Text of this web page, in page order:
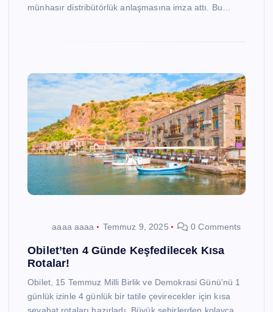
münhasır distribütörlük anlaşmasına imza attı. Bu…
aaaa aaaa Temmuz 9, 2025 0 Comments
Obilet’ten 4 Günde Keşfedilecek Kısa
Rotalar!
Obilet, 15 Temmuz Milli Birlik ve Demokrasi Günü’nü 1
günlük izinle 4 günlük bir tatile çevirecekler için kısa